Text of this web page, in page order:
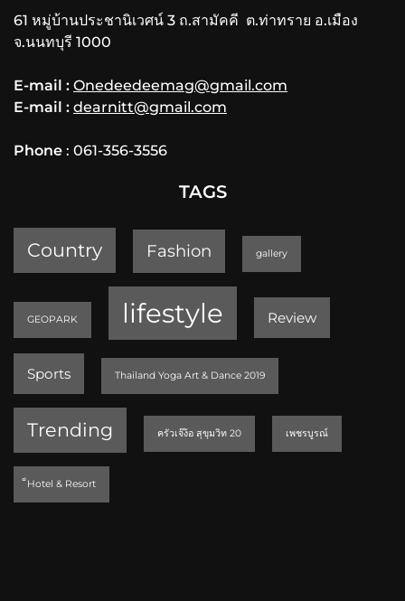
61 หมู่บ้านประชานิเวศน์ 3 ถ.สามัคคี ต.ท่าทราย อ.เมือง
จ.นนทบุรี 1000
E-mail : Onedeedeemag@gmail.com
E-mail : dearnitt@gmail.com
Phone : 061-356-3556
TAGS
Country Fashion gallery
GEOPARK lifestyle Review
Sports Thailand Yoga Art & Dance 2019
Trending ครัวเจ๊ง้อ สุขุมวิท 20 เพชรบูรณ์
็Hotel & Resort